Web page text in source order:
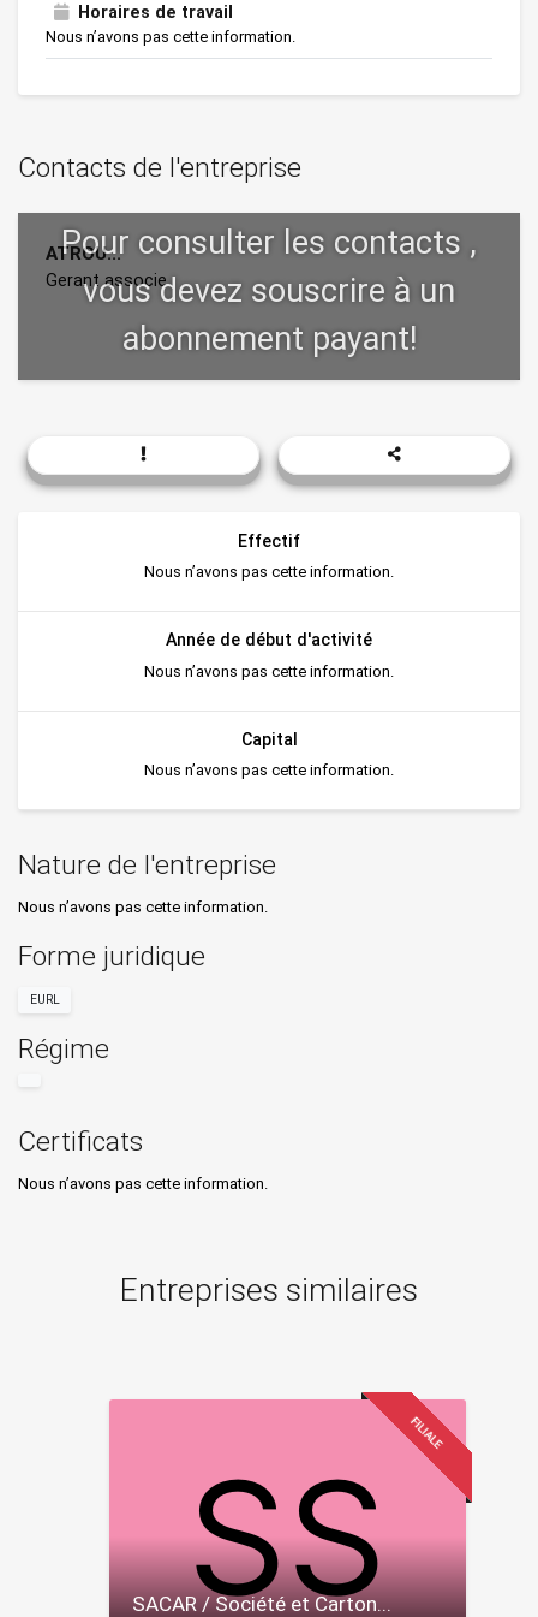
Horaires de travail
Nous n’avons pas cette information.
Contacts de l'entreprise
ATROU...
Gerant associe
Effectif
Nous n’avons pas cette information.
Année de début d'activité
Nous n’avons pas cette information.
Capital
Nous n’avons pas cette information.
Nature de l'entreprise
Nous n’avons pas cette information.
Forme juridique
EURL
Régime
Certificats
Nous n’avons pas cette information.
Entreprises similaires
FILIALE
SACAR / Société et Carton...